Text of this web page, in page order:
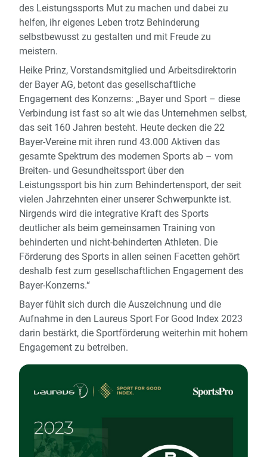
des Leistungssports Mut zu machen und dabei zu
helfen, ihr eigenes Leben trotz Behinderung
selbstbewusst zu gestalten und mit Freude zu
meistern.
Heike Prinz, Vorstandsmitglied und Arbeitsdirektorin
der Bayer AG, betont das gesellschaftliche
Engagement des Konzerns: „Bayer und Sport – diese
Verbindung ist fast so alt wie das Unternehmen selbst,
das seit 160 Jahren besteht. Heute decken die 22
Bayer-Vereine mit ihren rund 43.000 Aktiven das
gesamte Spektrum des modernen Sports ab – vom
Breiten- und Gesundheitssport über den
Leistungssport bis hin zum Behindertensport, der seit
vielen Jahrzehnten einer unserer Schwerpunkte ist.
Nirgends wird die integrative Kraft des Sports
deutlicher als beim gemeinsamen Training von
behinderten und nicht-behinderten Athleten. Die
Förderung des Sports in allen seinen Facetten gehört
deshalb fest zum gesellschaftlichen Engagement des
Bayer-Konzerns.“
Bayer fühlt sich durch die Auszeichnung und die
Aufnahme in den Laureus Sport For Good Index 2023
darin bestärkt, die Sportförderung weiterhin mit hohem
Engagement zu betreiben.